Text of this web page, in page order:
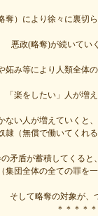
奪）により徐々に裏切
悪政(略奪)が続いてい
妬み等により人類全体
「楽をしたい」人が増
ない人が増えていくと
隷（無償で働いてくれ
矛盾が蓄積してくると
集団全体の全ての罪を
そして略奪の対象が
＊＊＊＊